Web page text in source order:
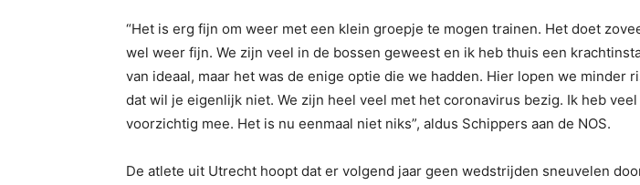
“Het is erg fijn om weer met een klein groepje te mogen trainen. Het doet
wel weer fijn. We zijn veel in de bossen geweest en ik heb thuis een
van ideaal, maar het was de enige optie die we hadden. Hier lopen we minder
dat wil je eigenlijk niet. We zijn heel veel met het coronavirus bezig. Ik heb
voorzichtig mee. Het is nu eenmaal niet niks”, aldus Schippers aan de NOS.
De atlete uit Utrecht hoopt dat er volgend jaar geen wedstrijden sneuvelen